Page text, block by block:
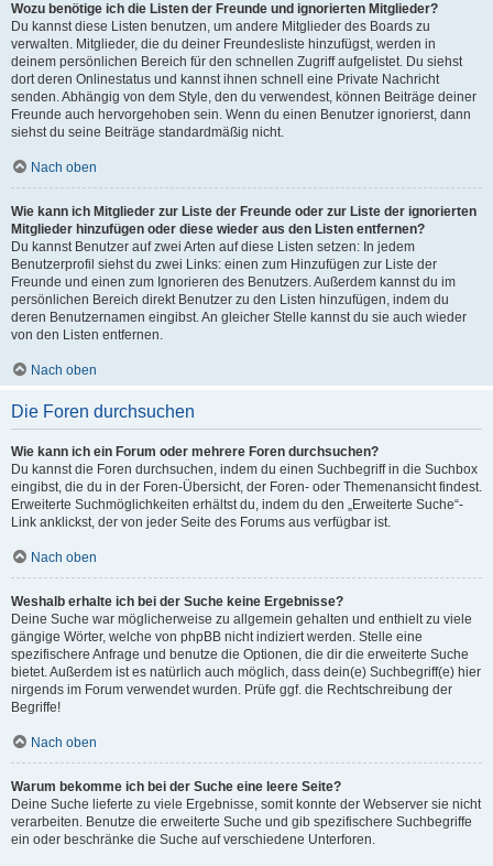
Wozu benötige ich die Listen der Freunde und ignorierten Mitglieder?
Du kannst diese Listen benutzen, um andere Mitglieder des Boards zu
verwalten. Mitglieder, die du deiner Freundesliste hinzufügst, werden in
deinem persönlichen Bereich für den schnellen Zugriff aufgelistet. Du siehst
dort deren Onlinestatus und kannst ihnen schnell eine Private Nachricht
senden. Abhängig von dem Style, den du verwendest, können Beiträge deiner
Freunde auch hervorgehoben sein. Wenn du einen Benutzer ignorierst, dann
siehst du seine Beiträge standardmäßig nicht.
Nach oben
Wie kann ich Mitglieder zur Liste der Freunde oder zur Liste der ignorierten
Mitglieder hinzufügen oder diese wieder aus den Listen entfernen?
Du kannst Benutzer auf zwei Arten auf diese Listen setzen: In jedem
Benutzerprofil siehst du zwei Links: einen zum Hinzufügen zur Liste der
Freunde und einen zum Ignorieren des Benutzers. Außerdem kannst du im
persönlichen Bereich direkt Benutzer zu den Listen hinzufügen, indem du
deren Benutzernamen eingibst. An gleicher Stelle kannst du sie auch wieder
von den Listen entfernen.
Nach oben
Die Foren durchsuchen
Wie kann ich ein Forum oder mehrere Foren durchsuchen?
Du kannst die Foren durchsuchen, indem du einen Suchbegriff in die Suchbox
eingibst, die du in der Foren-Übersicht, der Foren- oder Themenansicht findest.
Erweiterte Suchmöglichkeiten erhältst du, indem du den „Erweiterte Suche“-
Link anklickst, der von jeder Seite des Forums aus verfügbar ist.
Nach oben
Weshalb erhalte ich bei der Suche keine Ergebnisse?
Deine Suche war möglicherweise zu allgemein gehalten und enthielt zu viele
gängige Wörter, welche von phpBB nicht indiziert werden. Stelle eine
spezifischere Anfrage und benutze die Optionen, die dir die erweiterte Suche
bietet. Außerdem ist es natürlich auch möglich, dass dein(e) Suchbegriff(e) hier
nirgends im Forum verwendet wurden. Prüfe ggf. die Rechtschreibung der
Begriffe!
Nach oben
Warum bekomme ich bei der Suche eine leere Seite?
Deine Suche lieferte zu viele Ergebnisse, somit konnte der Webserver sie nicht
verarbeiten. Benutze die erweiterte Suche und gib spezifischere Suchbegriffe
ein oder beschränke die Suche auf verschiedene Unterforen.